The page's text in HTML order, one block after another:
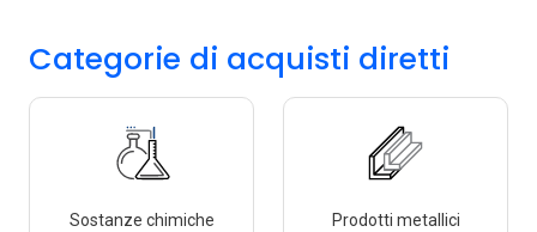
Categorie di acquisti diretti
Sostanze chimiche Prodotti metallici